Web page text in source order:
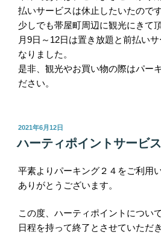
払いサービスは休止したいたのです
少しでも帯屋町周辺に観光にきて
月9日～12日は置き放題と前払い
なりました。
是非、観光やお買い物の際はパー
ださい。
投
日:
2021年6月12日
ハーティポイントサービ
平素よりパーキング２４をご利用
ありがとうございます。
この度、ハーティポイントについ
日程を持って終了とさせていただき